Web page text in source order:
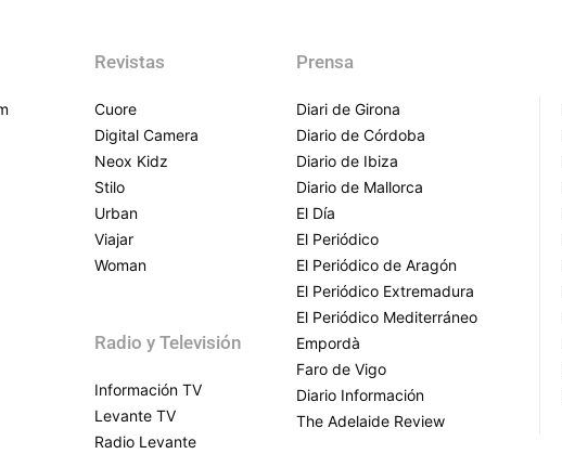
Revistas
Cuore
Digital Camera
Neox Kidz
Stilo
Urban
Viajar
Woman
Radio y Televisión
Información TV
Levante TV
Radio Levante
Prensa
Diari de Girona
Diario de Córdoba
Diario de Ibiza
Diario de Mallorca
El Día
El Periódico
El Periódico de Aragón
El Periódico Extremadura
El Periódico Mediterráneo
Empordà
Faro de Vigo
Diario Información
The Adelaide Review